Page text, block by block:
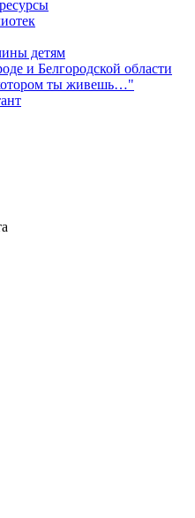
детям
и Белгородской области
ты живешь…"